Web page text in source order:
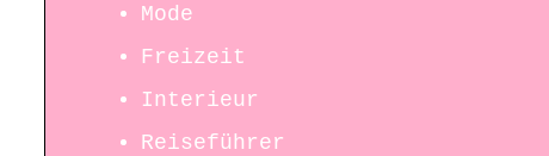
Mode
Freizeit
Interieur
Reiseführer